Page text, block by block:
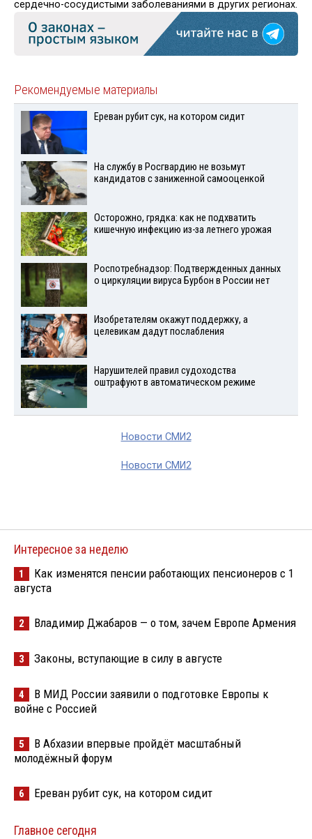
сердечно-сосудистыми заболеваниями в других регионах.
Рекомендуемые материалы
Ереван рубит сук, на котором сидит
На службу в Росгвардию не возьмут
кандидатов с заниженной самооценкой
Осторожно, грядка: как не подхватить
кишечную инфекцию из-за летнего урожая
Роспотребнадзор: Подтвержденных данных
о циркуляции вируса Бурбон в России нет
Изобретателям окажут поддержку, а
целевикам дадут послабления
Нарушителей правил судоходства
оштрафуют в автоматическом режиме
Новости СМИ2
Новости СМИ2
Интересное за неделю
1
Как изменятся пенсии работающих пенсионеров с 1
августа
2 Владимир Джабаров — о том, зачем Европе Армения
3 Законы, вступающие в силу в августе
4
В МИД России заявили о подготовке Европы к
войне с Россией
5
В Абхазии впервые пройдёт масштабный
молодёжный форум
6 Ереван рубит сук, на котором сидит
Главное сегодня